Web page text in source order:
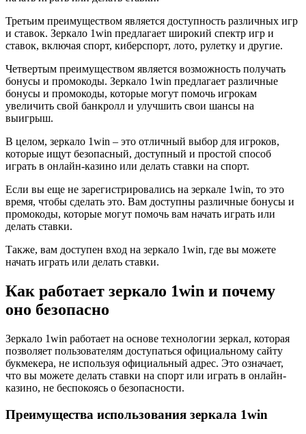
Третьим преимуществом является доступность различных игр
и ставок. Зеркало 1win предлагает широкий спектр игр и
ставок, включая спорт, киберспорт, лото, рулетку и другие.
Четвертым преимуществом является возможность получать
бонусы и промокоды. Зеркало 1win предлагает различные
бонусы и промокоды, которые могут помочь игрокам
увеличить свой банкролл и улучшить свои шансы на
выигрыш.
В целом, зеркало 1win – это отличный выбор для игроков,
которые ищут безопасный, доступный и простой способ
играть в онлайн-казино или делать ставки на спорт.
Если вы еще не зарегистрировались на зеркале 1win, то это
время, чтобы сделать это. Вам доступны различные бонусы и
промокоды, которые могут помочь вам начать играть или
делать ставки.
Также, вам доступен вход на зеркало 1win, где вы можете
начать играть или делать ставки.
Как работает зеркало 1win и почему
оно безопасно
Зеркало 1win работает на основе технологии зеркал, которая
позволяет пользователям доступаться официальному сайту
букмекера, не используя официальный адрес. Это означает,
что вы можете делать ставки на спорт или играть в онлайн-
казино, не беспокоясь о безопасности.
Преимущества использования зеркала 1win